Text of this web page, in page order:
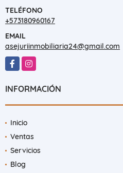
TELÉFONO
+573180960167
EMAIL
asejuriinmobiliaria24@gmail.com
FacebookInstagram
INFORMACIÓN
Inicio
Ventas
Servicios
Blog